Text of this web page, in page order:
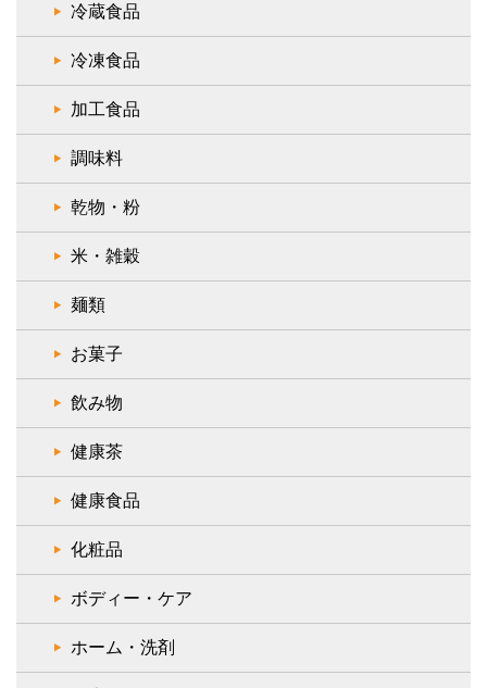
冷蔵食品
冷凍食品
加工食品
調味料
乾物・粉
米・雑穀
麺類
お菓子
飲み物
健康茶
健康食品
化粧品
ボディー・ケア
ホーム・洗剤